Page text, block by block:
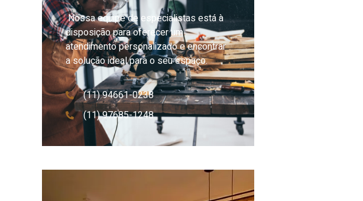
Nossa equipe de especialistas está à
disposição para oferecer um
atendimento personalizado e encontrar
a solução ideal para o seu espaço.
(11) 94661-0238
(11) 97685-1248